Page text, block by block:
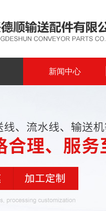
新闻中心